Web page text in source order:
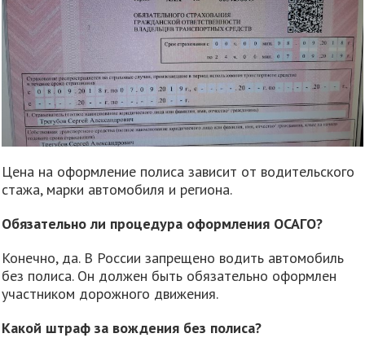
Цена на оформление полиса зависит от водительского
стажа, марки автомобиля и региона.
Обязательно ли процедура оформления ОСАГО?
Конечно, да. В России запрещено водить автомобиль
без полиса. Он должен быть обязательно оформлен
участником дорожного движения.
Какой штраф за вождения без полиса?